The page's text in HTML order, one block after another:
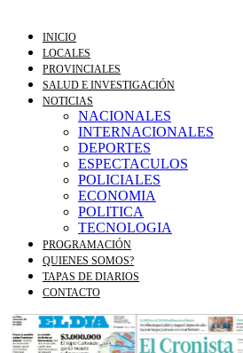
INICIO
LOCALES
PROVINCIALES
SALUD E INVESTIGACIÓN
NOTICIAS
NACIONALES
INTERNACIONALES
DEPORTES
ESPECTACULOS
POLICIALES
ECONOMIA
POLITICA
TECNOLOGIA
PROGRAMACIÓN
QUIENES SOMOS?
TAPAS DE DIARIOS
CONTACTO